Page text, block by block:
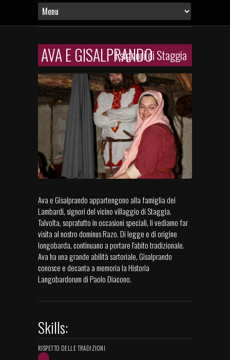
AVA E GISALPRANDOI signori di Staggia
Ava e Gisalprando appartengono alla famiglia dei
Lambardi, signori del vicino villaggio di Staggia.
Talvolta, sopratutto in occasioni speciali, li vediamo far
visita al nostro dominus Razo. Di legge e di origine
longobarda, continuano a portare l'abito tradizionale.
Ava ha una grande abilità sartoriale, Gisalprando
conosce e decanta a memoria la Historia
Langobardorum di Paolo Diacono.
Skills:
RISPETTO DELLE TRADIZIONI